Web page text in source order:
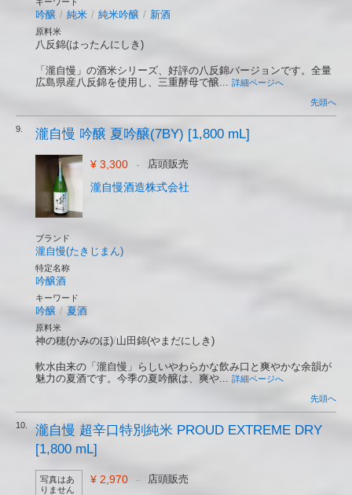
吟醸 / 純米 / 純米吟醸 / 新酒
原料米
八反錦(はったんにしき)
「瀧自慢」の酒米シリーズ、好評の八反錦バージョンです。全量
広島県産八反錦を使用し、三重酵母で醸... 詳細ページへ
先頭へ
9. 瀧自慢 吟醸 夏吟醸(7BY) [1,800 mL]
¥ 3,300 - 店頭販売
瀧自慢酒造株式会社
ブランド
瀧自慢(たきじまん)
特定名称
吟醸酒
キーワード
吟醸 / 夏酒
原料米
神の穂(かみのほ)/山田錦(やまだにしき)
軟水由来の「瀧自慢」らしいやわらかな飲み口と爽やかな余韻が
魅力の夏酒です。今季の夏吟醸は、爽や... 詳細ページへ
先頭へ
10.
瀧自慢 超辛口特別純米 PROUD EXTREME DRY
[1,800 mL]
写真はあ
りません
¥ 2,970 - 店頭販売